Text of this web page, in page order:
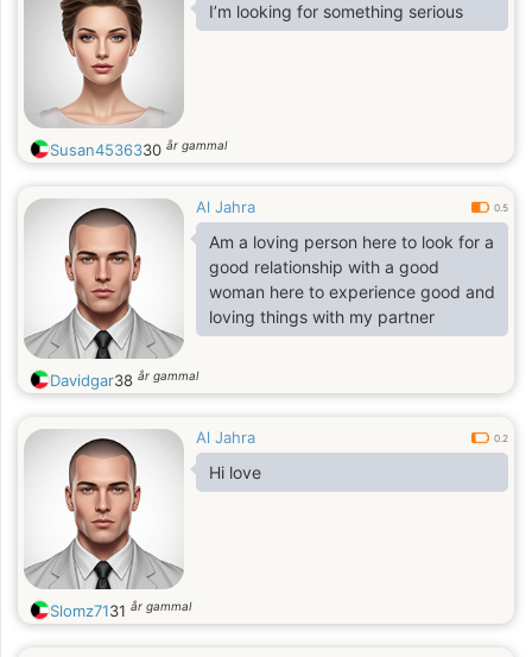
I’m looking for something serious
Susan4536330 år gammal
Al Jahra 0.5
Am a loving person here to look for a
good relationship with a good
woman here to experience good and
loving things with my partner
Davidgar38 år gammal
Al Jahra 0.2
Hi love
Slomz7131 år gammal